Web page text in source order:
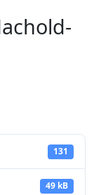
131
49 kB